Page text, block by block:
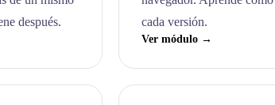
después.
cada versión.
Ver módulo →